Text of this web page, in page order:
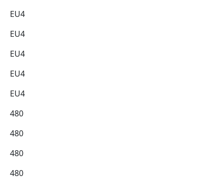
EU4
EU4
EU4
EU4
EU4
480
480
480
480